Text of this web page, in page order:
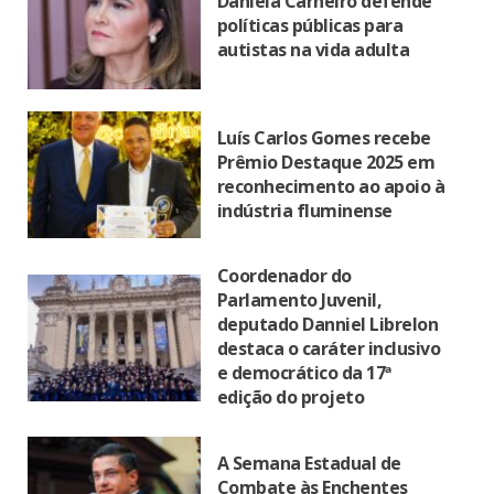
políticas públicas para
autistas na vida adulta
Luís Carlos Gomes recebe
Prêmio Destaque 2025 em
reconhecimento ao apoio à
indústria fluminense
Coordenador do
Parlamento Juvenil,
deputado Danniel Librelon
destaca o caráter inclusivo
e democrático da 17ª
edição do projeto
A Semana Estadual de
Combate às Enchentes